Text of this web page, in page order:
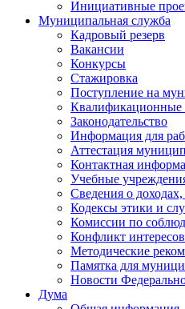
Инициативные
Муниципальная служба
Кадровый резерв
Вакансии
Конкурсы
Стажировка
Поступление на
Квалификационные
Законодательство
Информация для
Аттестация
Контактная
Учебные
Сведения о
Кодексы этики и
Комиссии по
Конфликт
Методические
Памятка для
Новости
Дума